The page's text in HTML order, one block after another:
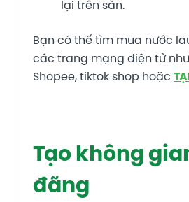
lại trên sàn.
Bạn có thể tìm mua nước
các trang mạng điện tử như
Shopee, tiktok shop hoặc
Tạo không
đãng